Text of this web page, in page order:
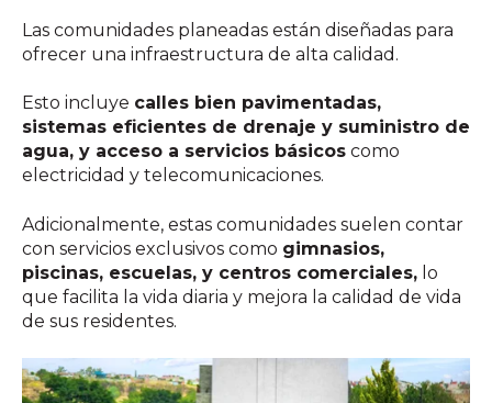
Las comunidades planeadas están diseñadas para
ofrecer una infraestructura de alta calidad.
Esto incluye calles bien pavimentadas,
sistemas eficientes de drenaje y suministro de
agua, y acceso a servicios básicos como
electricidad y telecomunicaciones.
Adicionalmente, estas comunidades suelen contar
con servicios exclusivos como gimnasios,
piscinas, escuelas, y centros comerciales, lo
que facilita la vida diaria y mejora la calidad de vida
de sus residentes.